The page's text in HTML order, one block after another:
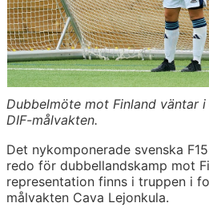
Dubbelmöte mot Finland väntar
DIF-målvakten.
Det nykomponerade svenska
redo för dubbellandskamp mot
representation finns i truppen i
målvakten Cava Lejonkula.